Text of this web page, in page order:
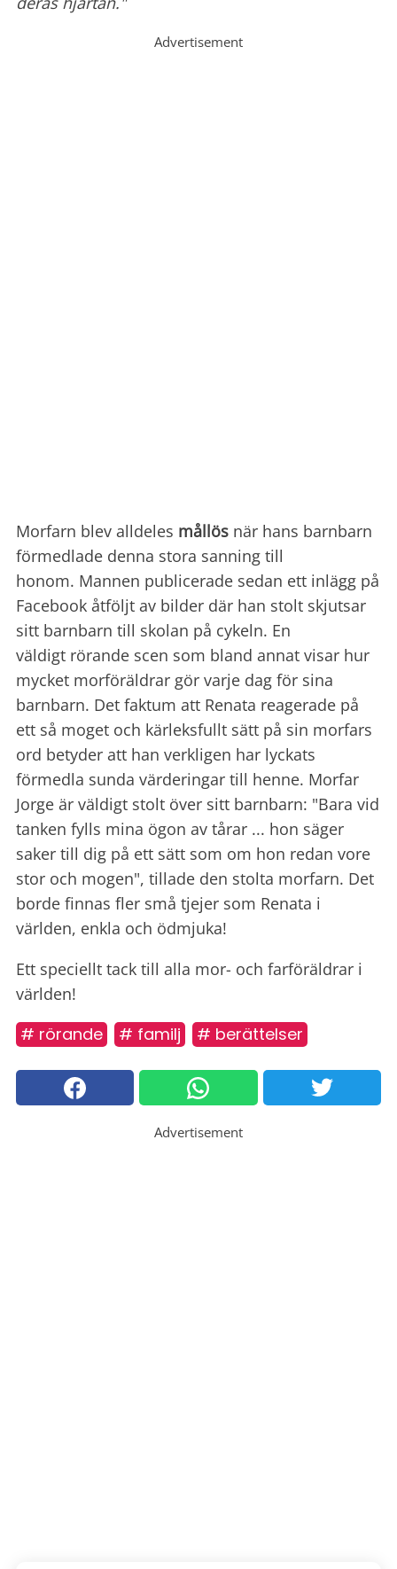
Advertisement
Morfarn blev alldeles mållös när hans barnbarn
förmedlade denna stora sanning till
honom. Mannen publicerade sedan ett inlägg på
Facebook åtföljt av bilder där han stolt skjutsar
sitt barnbarn till skolan på cykeln. En
väldigt rörande scen som bland annat visar hur
mycket morföräldrar gör varje dag för sina
barnbarn. Det faktum att Renata reagerade på
ett så moget och kärleksfullt sätt på sin morfars
ord betyder att han verkligen har lyckats
förmedla sunda värderingar till henne. Morfar
Jorge är väldigt stolt över sitt barnbarn: "Bara vid
tanken fylls mina ögon av tårar ... hon säger
saker till dig på ett sätt som om hon redan vore
stor och mogen", tillade den stolta morfarn. Det
borde finnas fler små tjejer som Renata i
världen, enkla och ödmjuka!
Ett speciellt tack till alla mor- och farföräldrar i
världen!
# rörande # familj # berättelser
Advertisement